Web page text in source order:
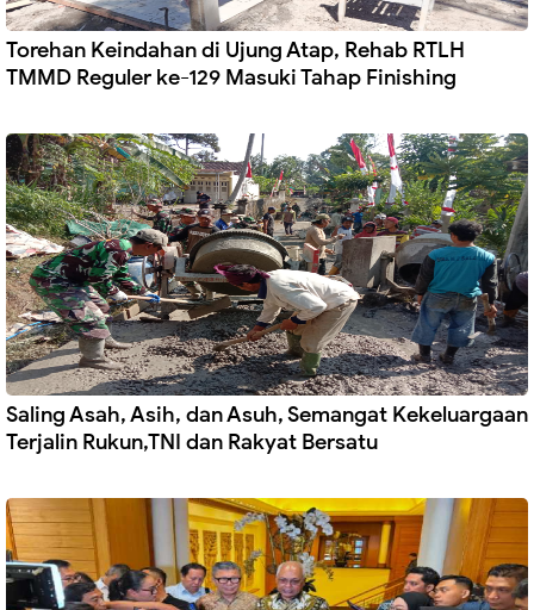
Torehan Keindahan di Ujung Atap, Rehab RTLH
TMMD Reguler ke-129 Masuki Tahap Finishing
Saling Asah, Asih, dan Asuh, Semangat Kekeluargaan
Terjalin Rukun,TNI dan Rakyat Bersatu